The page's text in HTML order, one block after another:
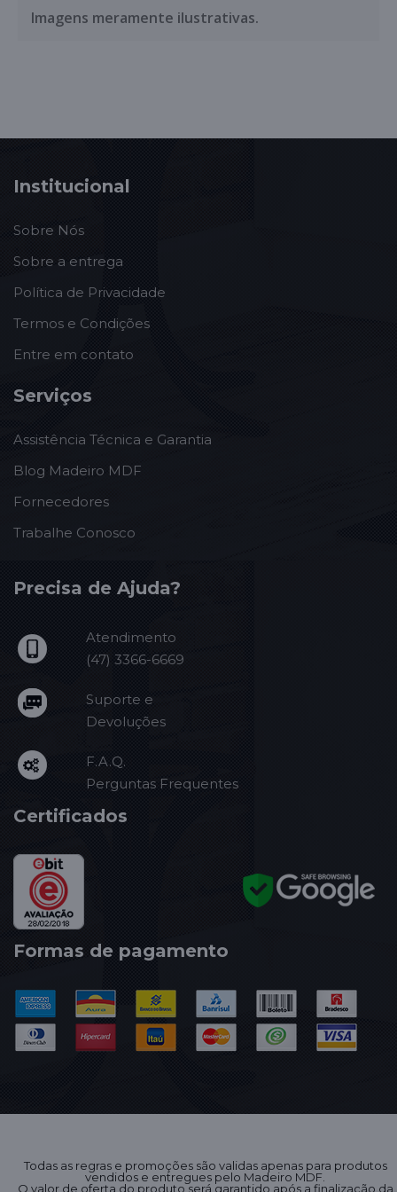
Imagens meramente ilustrativas.
Institucional
Sobre Nós
Sobre a entrega
Política de Privacidade
Termos e Condições
Entre em contato
Serviços
Assistência Técnica e Garantia
Blog Madeiro MDF
Fornecedores
Trabalhe Conosco
Precisa de Ajuda?
Atendimento
(47) 3366-6669
Suporte e
Devoluções
F.A.Q.
Perguntas Frequentes
Certificados
Formas de pagamento
Todas as regras e promoções são validas apenas para produtos
vendidos e entregues pelo Madeiro MDF.
O valor de oferta do produto será garantido após a finalização da